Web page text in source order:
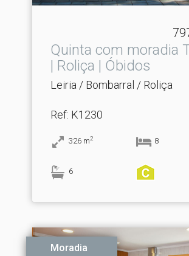
Quinta com moradia
| Roliça | Óbidos
Leiria / Bombarral / Roliça
Ref: K1230
326 m2 8
6
Moradia